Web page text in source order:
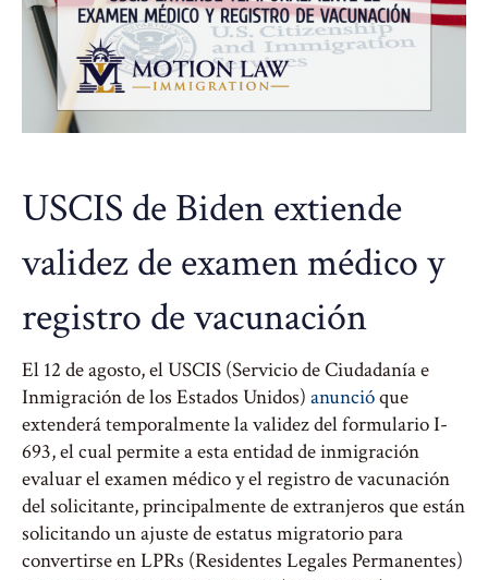
USCIS de Biden extiende
validez de examen médico y
registro de vacunación
El 12 de agosto, el USCIS (Servicio de Ciudadanía e
Inmigración de los Estados Unidos) anuncióque
extenderá temporalmente la validez del formulario I-
693, el cual permite a esta entidad de inmigración
evaluar el examen médico y el registro de vacunación
del solicitante, principalmente de extranjeros que están
solicitando un ajuste de estatus migratorio para
convertirse en LPRs (Residentes Legales Permanentes)